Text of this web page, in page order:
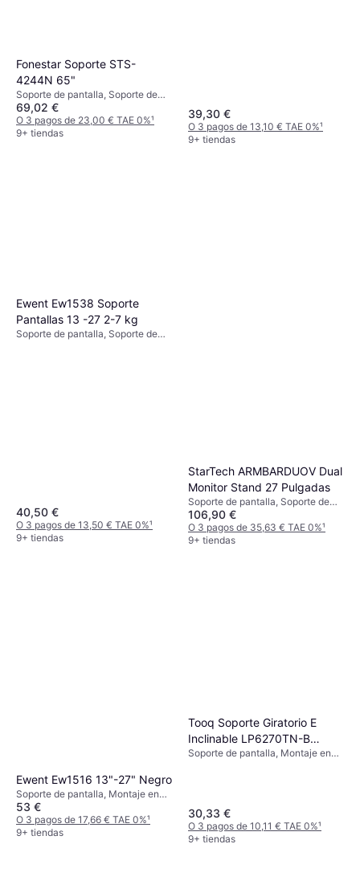
Fonestar Soporte STS-
4244N 65"
Soporte de pantalla, Soporte de
Suelo
69,02 €
O 3 pagos de 23,00 € TAE 0%¹
9+ tiendas
39,30 €
O 3 pagos de 13,10 € TAE 0%¹
9+ tiendas
Ewent Ew1538 Soporte
Pantallas 13 -27 2-7 kg
Soporte de pantalla, Soporte de
40,50 €
O 3 pagos de 13,50 € TAE 0%¹
9+ tiendas
StarTech ARMBARDUOV Dual
Monitor Stand 27 Pulgadas
Soporte de pantalla, Soporte de
Suelo, 13"-27"
106,90 €
O 3 pagos de 35,63 € TAE 0%¹
9+ tiendas
Ewent Ew1516 13"-27" Negro
Soporte de pantalla, Montaje en
Pared, Soporte de Mesa, 13"-32"
53 €
O 3 pagos de 17,66 € TAE 0%¹
9+ tiendas
Tooq Soporte Giratorio E
Inclinable LP6270TN-B
37"-70"
Soporte de pantalla, Montaje en
30,33 €
O 3 pagos de 10,11 € TAE 0%¹
9+ tiendas